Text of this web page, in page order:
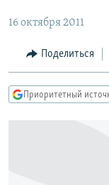
Вернутся
Вернутся
МНЕНИЯ
КУЛЬТУРА
КАВКАЗ.РЕАЛИИ
16 октября 2011
Поделиться
Приоритетный